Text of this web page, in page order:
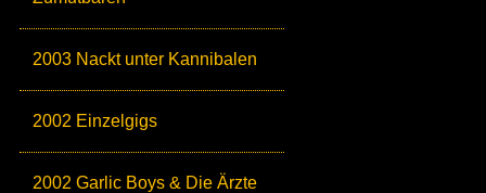
2003 Nackt unter Kannibalen
2002 Einzelgigs
2002 Garlic Boys & Die Ärzte